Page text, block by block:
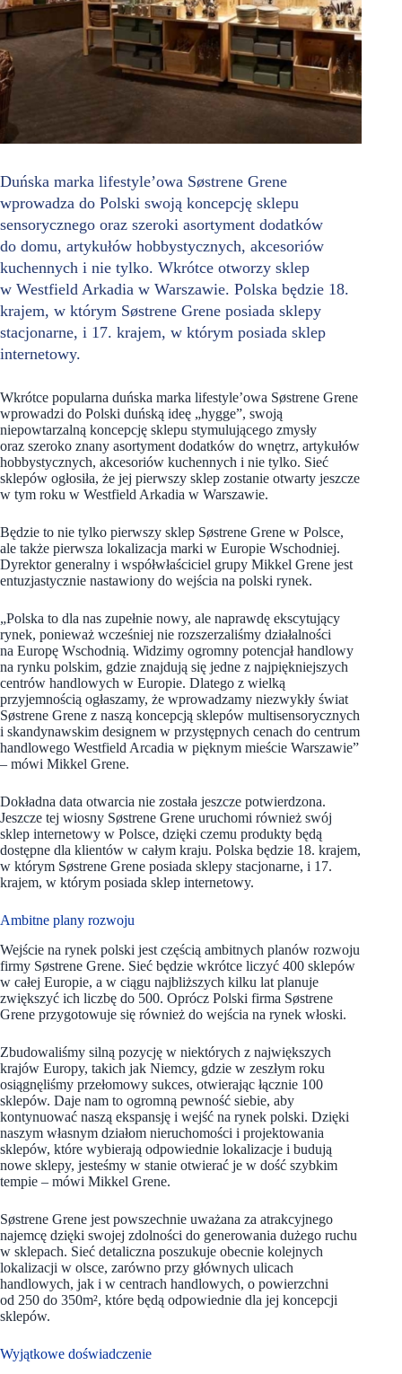
Duńska marka lifestyle’owa Søstrene Grene
wprowadza do Polski swoją koncepcję sklepu
sensorycznego oraz szeroki asortyment dodatków
do domu, artykułów hobbystycznych, akcesoriów
kuchennych i nie tylko. Wkrótce otworzy sklep
w Westfield Arkadia w Warszawie. Polska będzie 18.
krajem, w którym Søstrene Grene posiada sklepy
stacjonarne, i 17. krajem, w którym posiada sklep
internetowy.
Wkrótce popularna duńska marka lifestyle’owa Søstrene Grene
wprowadzi do Polski duńską ideę „hygge”, swoją
niepowtarzalną koncepcję sklepu stymulującego zmysły
oraz szeroko znany asortyment dodatków do wnętrz, artykułów
hobbystycznych, akcesoriów kuchennych i nie tylko. Sieć
sklepów ogłosiła, że jej pierwszy sklep zostanie otwarty jeszcze
w tym roku w Westfield Arkadia w Warszawie.
Będzie to nie tylko pierwszy sklep Søstrene Grene w Polsce,
ale także pierwsza lokalizacja marki w Europie Wschodniej.
Dyrektor generalny i współwłaściciel grupy Mikkel Grene jest
entuzjastycznie nastawiony do wejścia na polski rynek.
„Polska to dla nas zupełnie nowy, ale naprawdę ekscytujący
rynek, ponieważ wcześniej nie rozszerzaliśmy działalności
na Europę Wschodnią. Widzimy ogromny potencjał handlowy
na rynku polskim, gdzie znajdują się jedne z najpiękniejszych
centrów handlowych w Europie. Dlatego z wielką
przyjemnością ogłaszamy, że wprowadzamy niezwykły świat
Søstrene Grene z naszą koncepcją sklepów multisensorycznych
i skandynawskim designem w przystępnych cenach do centrum
handlowego Westfield Arcadia w pięknym mieście Warszawie”
– mówi Mikkel Grene.
Dokładna data otwarcia nie została jeszcze potwierdzona.
Jeszcze tej wiosny Søstrene Grene uruchomi również swój
sklep internetowy w Polsce, dzięki czemu produkty będą
dostępne dla klientów w całym kraju. Polska będzie 18. krajem,
w którym Søstrene Grene posiada sklepy stacjonarne, i 17.
krajem, w którym posiada sklep internetowy.
Ambitne plany rozwoju
Wejście na rynek polski jest częścią ambitnych planów rozwoju
firmy Søstrene Grene. Sieć będzie wkrótce liczyć 400 sklepów
w całej Europie, a w ciągu najbliższych kilku lat planuje
zwiększyć ich liczbę do 500. Oprócz Polski firma Søstrene
Grene przygotowuje się również do wejścia na rynek włoski.
Zbudowaliśmy silną pozycję w niektórych z największych
krajów Europy, takich jak Niemcy, gdzie w zeszłym roku
osiągnęliśmy przełomowy sukces, otwierając łącznie 100
sklepów. Daje nam to ogromną pewność siebie, aby
kontynuować naszą ekspansję i wejść na rynek polski. Dzięki
naszym własnym działom nieruchomości i projektowania
sklepów, które wybierają odpowiednie lokalizacje i budują
nowe sklepy, jesteśmy w stanie otwierać je w dość szybkim
tempie – mówi Mikkel Grene.
Søstrene Grene jest powszechnie uważana za atrakcyjnego
najemcę dzięki swojej zdolności do generowania dużego ruchu
w sklepach. Sieć detaliczna poszukuje obecnie kolejnych
lokalizacji w olsce, zarówno przy głównych ulicach
handlowych, jak i w centrach handlowych, o powierzchni
od 250 do 350m², które będą odpowiednie dla jej koncepcji
sklepów.
Wyjątkowe doświadczenie